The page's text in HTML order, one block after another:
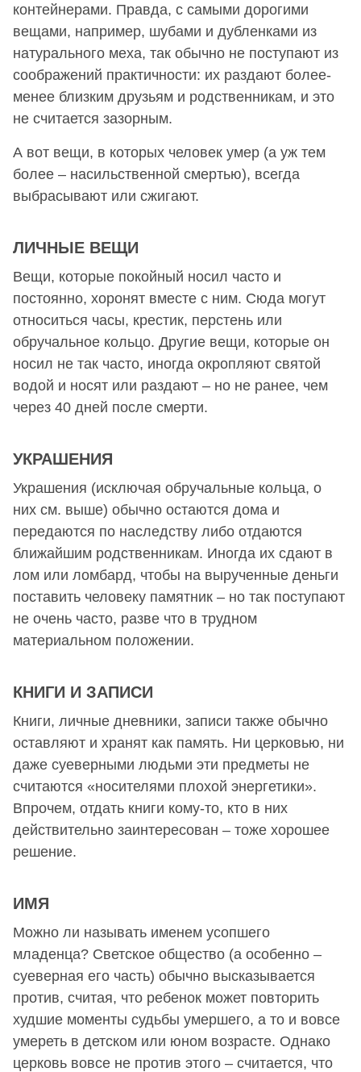
контейнерами. Правда, с самыми дорогими
вещами, например, шубами и дубленками из
натурального меха, так обычно не поступают из
соображений практичности: их раздают более-
менее близким друзьям и родственникам, и это
не считается зазорным.
А вот вещи, в которых человек умер (а уж тем
более – насильственной смертью), всегда
выбрасывают или сжигают.
ЛИЧНЫЕ ВЕЩИ
Вещи, которые покойный носил часто и
постоянно, хоронят вместе с ним. Сюда могут
относиться часы, крестик, перстень или
обручальное кольцо. Другие вещи, которые он
носил не так часто, иногда окропляют святой
водой и носят или раздают – но не ранее, чем
через 40 дней после смерти.
УКРАШЕНИЯ
Украшения (исключая обручальные кольца, о
них см. выше) обычно остаются дома и
передаются по наследству либо отдаются
ближайшим родственникам. Иногда их сдают в
лом или ломбард, чтобы на вырученные деньги
поставить человеку памятник – но так поступают
не очень часто, разве что в трудном
материальном положении.
КНИГИ И ЗАПИСИ
Книги, личные дневники, записи также обычно
оставляют и хранят как память. Ни церковью, ни
даже суеверными людьми эти предметы не
считаются «носителями плохой энергетики».
Впрочем, отдать книги кому-то, кто в них
действительно заинтересован – тоже хорошее
решение.
ИМЯ
Можно ли называть именем усопшего
младенца? Светское общество (а особенно –
суеверная его часть) обычно высказывается
против, считая, что ребенок может повторить
худшие моменты судьбы умершего, а то и вовсе
умереть в детском или юном возрасте. Однако
церковь вовсе не против этого – считается, что